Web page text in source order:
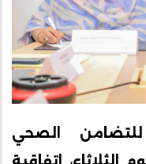
الصحي
الثلاثاء، اتفاقية